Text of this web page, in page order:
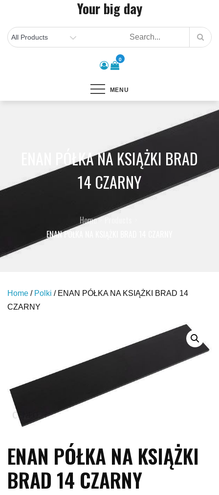
content
Your big day
0
MENU
ENAN PÓŁKA NA KSIĄŻKI BRAD
14 CZARNY
Home
Products
ENAN PÓŁKA NA KSIĄŻKI BRAD 14 CZARNY
Home / Polki / ENAN PÓŁKA NA KSIĄŻKI BRAD 14
CZARNY
ENAN PÓŁKA NA KSIĄŻKI
BRAD 14 CZARNY